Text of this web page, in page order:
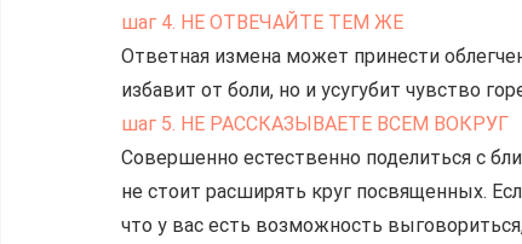
шаг 4. НЕ ОТВЕЧАЙТЕ ТЕМ ЖЕ
Ответная измена может принести
избавит от боли, но и усугубит чувство
шаг 5. НЕ РАССКАЗЫВАЕТЕ ВСЕМ ВОКРУГ
Совершенно естественно поделиться с
не стоит расширять круг посвященных.
что у вас есть возможность